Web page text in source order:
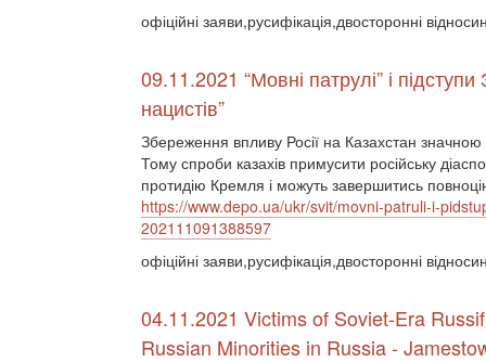
офіційні заяви,русифікація,двосторонні
09.11.2021 “Мовні патрулі” і
нацистів”
Збереження впливу Росії на Казахстан
Тому спроби казахів примусити російську
протидію Кремля і можуть завершитись
https://www.depo.ua/ukr/svit/movni-patruli-i-
202111091388597
офіційні заяви,русифікація,двосторонні
04.11.2021 Victims of Soviet-Era
Russian Minorities in Russia -